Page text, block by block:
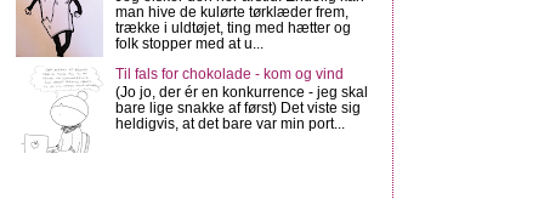
man hive de kulørte tørklæder frem,
trække i uldtøjet, ting med hætter og
folk stopper med at u...
Til fals for chokolade - kom og vind
(Jo jo, der ér en konkurrence - jeg skal
bare lige snakke af først) Det viste sig
heldigvis, at det bare var min port...